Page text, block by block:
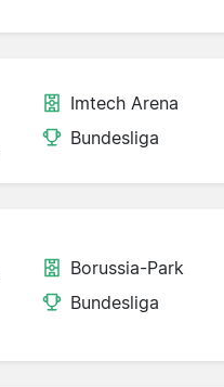
Imtech Arena
Bundesliga
Borussia-Park
Bundesliga